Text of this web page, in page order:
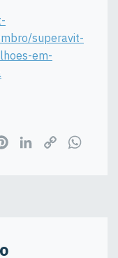
superavit-
em-
LinkedIn
Copy
WhatsApp